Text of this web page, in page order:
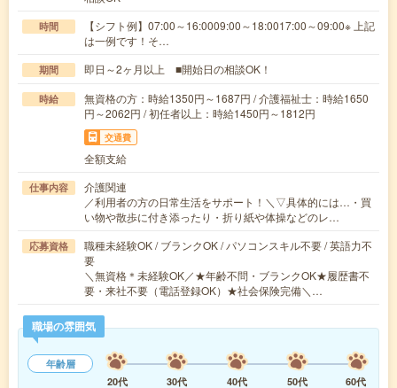
時間
【シフト例】07:00～16:0009:00～18:0017:00～09:00※ 上記
は一例です！そ…
期間 即日～2ヶ月以上 ■開始日の相談OK！
時給
無資格の方：時給1350円～1687円 / 介護福祉士：時給1650
円～2062円 / 初任者以上：時給1450円～1812円
交通費
全額支給
仕事内容
介護関連
／利用者の方の日常生活をサポート！＼▽具体的には…・買
い物や散歩に付き添ったり・折り紙や体操などのレ…
応募資格
職種未経験OK / ブランクOK / パソコンスキル不要 / 英語力不
要
＼無資格＊未経験OK／★年齢不問・ブランクOK★履歴書不
要・来社不要（電話登録OK）★社会保険完備＼…
職場の雰囲気
年齢層
20代
30代 40代 50代
60代